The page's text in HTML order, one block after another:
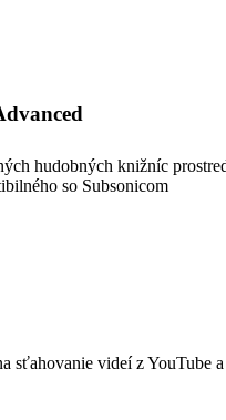
hudobných knižníc
so Subsonicom
sťahovanie videí z YouTube